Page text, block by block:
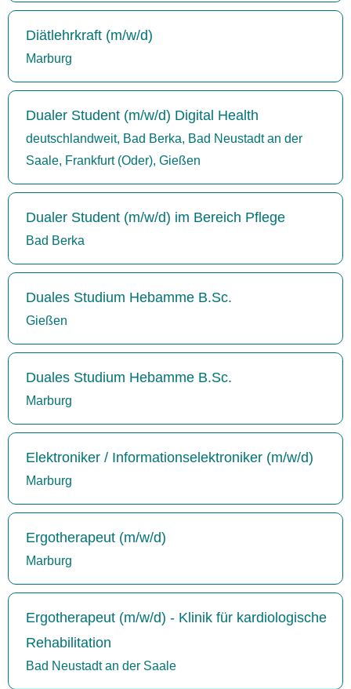
Diätlehrkraft (m/w/d)
Marburg
Dualer Student (m/w/d) Digital Health
deutschlandweit, Bad Berka, Bad Neustadt an der
Saale, Frankfurt (Oder), Gießen
Dualer Student (m/w/d) im Bereich Pflege
Bad Berka
Duales Studium Hebamme B.Sc.
Gießen
Duales Studium Hebamme B.Sc.
Marburg
Elektroniker / Informationselektroniker (m/w/d)
Marburg
Ergotherapeut (m/w/d)
Marburg
Ergotherapeut (m/w/d) - Klinik für kardiologische
Rehabilitation
Bad Neustadt an der Saale